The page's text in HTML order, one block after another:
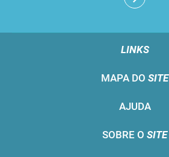
LINKS
MAPA DO SITE
AJUDA
SOBRE O SITE